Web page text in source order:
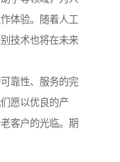
体验。随着人工
技术也将在未来
靠性、服务的完
愿以优良的产
客户的光临。期